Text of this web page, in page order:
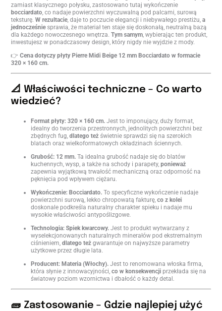
zamiast klasycznego połysku, zastosowano tutaj wykończenie
bocciardato , co nadaje powierzchni wyczuwalną pod palcami, surową
teksturę.W rezultacie , daje to poczucie elegancji i niebywałego prestiżu,a
jednocześnie sprawia, że materiał ten staje się doskonałą, neutralną bazą
dla każdego nowoczesnego wnętrza.Tym samym , wybierając ten produkt,
inwestujesz w ponadczasowy design, który nigdy nie wyjdzie z mody.
👉Cena dotyczy płyty Pierre Midi Beige 12 mm Bocciardato w formacie
320 × 160 cm.
📐 Właściwości techniczne – Co warto
wiedzieć?
Format płyty: 320 × 160 cm. Jest to imponujący, duży format,
idealny do tworzenia przestronnych, jednolitych powierzchni bez
zbędnych fug,dlatego też świetnie sprawdzi się na szerokich
blatach oraz wielkoformatowych okładzinach ściennych.
Grubość: 12 mm. Ta idealna grubość nadaje się do blatów
kuchennych, wysp, a także na schody i parapety,ponieważ
zapewnia wyjątkową trwałość mechaniczną oraz odporność na
pęknięcia pod wpływem ciężaru.
Wykończenie: Bocciardato. To specyficzne wykończenie nadaje
powierzchni surową, lekko chropowatą fakturę,co z kolei
doskonale podkreśla naturalny charakter spieku i nadaje mu
wysokie właściwości antypoślizgowe.
Technologia: Spiek kwarcowy. Jest to produkt wytwarzany z
wyselekcjonowanych naturalnych minerałów pod ekstremalnym
ciśnieniem,dlatego też gwarantuje on najwyższe parametry
użytkowe przez długie lata.
Producent: Materia (Włochy). Jest to renomowana włoska firma,
która słynie z innowacyjności,co w konsekwencji przekłada się na
światowy poziom wzornictwa i dbałość o każdy detal.
🧱 Zastosowanie – Gdzie najlepiej użyć